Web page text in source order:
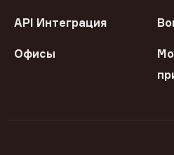
API Интеграция
Офисы